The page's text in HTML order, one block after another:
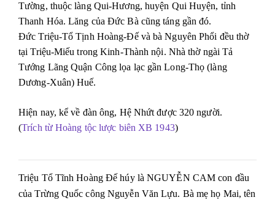
Tường, thuộc làng Qui-Hương, huyện Qui Huyện, tỉnh
Thanh Hóa. Lăng của Đức Bà cũng táng gần đó.
Đức Triệu-Tổ Tịnh Hoàng-Đế và bà Nguyên Phổi đều thờ
tại Triệu-Miếu trong Kinh-Thành nội. Nhà thờ ngài Tả
Tướng Lãng Quận Công lọa lạc gần Long-Thọ (làng
Dương-Xuân) Huế.
Hiện nay, kể về đàn ông, Hệ Nhứt được 320 người.
(Trích từ Hoàng tộc lược biên XB 1943)
Triệu Tổ Tĩnh Hoàng Đế húy là NGUYỄN CAM con đầu
của Trừng Quốc công Nguyễn Văn Lựu. Bà mẹ họ Mai, tên